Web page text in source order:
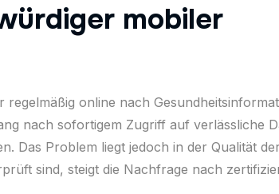
mobiler
online nach
nach sofortigem Zugriff auf verlässliche
Das Problem liegt jedoch in der Qualität
sind, steigt die Nachfrage nach